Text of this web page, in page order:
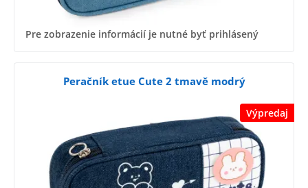
Pre zobrazenie informácií je nutné byť prihlásený
Výpredaj
Peračník etue Cute 2 tmavě modrý